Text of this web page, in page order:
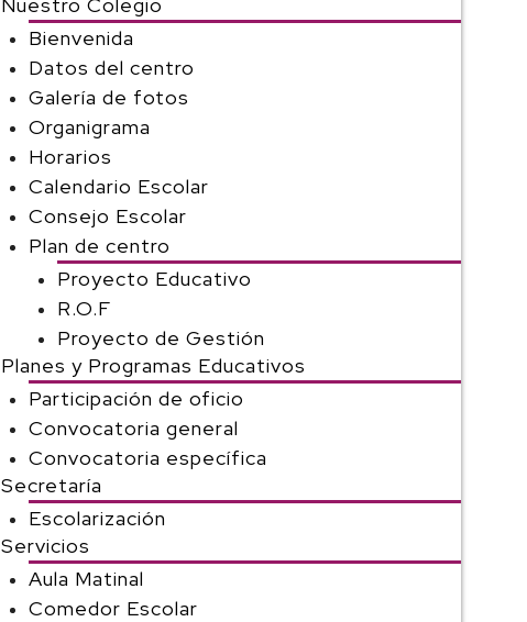
Bienvenida
Datos del centro
Galería de fotos
Organigrama
Horarios
Calendario Escolar
Consejo Escolar
Plan de centro
Proyecto Educativo
R.O.F
Proyecto de Gestión
Planes y Programas Educativos
Participación de oficio
Convocatoria general
Convocatoria específica
Secretaría
Escolarización
Servicios
Aula Matinal
Comedor Escolar